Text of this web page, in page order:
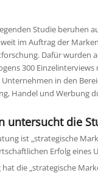
Studie beruhen
im Auftrag der
Dafür wurden
300 Einzelinterviews
in den
Handel und Werbung
untersucht die
ist „strategische
Erfolg eines
die „strategische